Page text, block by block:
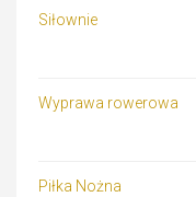
Siłownie
Wyprawa rowerowa
Piłka Nożna